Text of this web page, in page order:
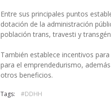
Entre sus principales puntos
dotación de la administración
población trans, travesti y
También establece incentivos
para el emprendedurismo,
otros beneficios.
Tags: #DDHH